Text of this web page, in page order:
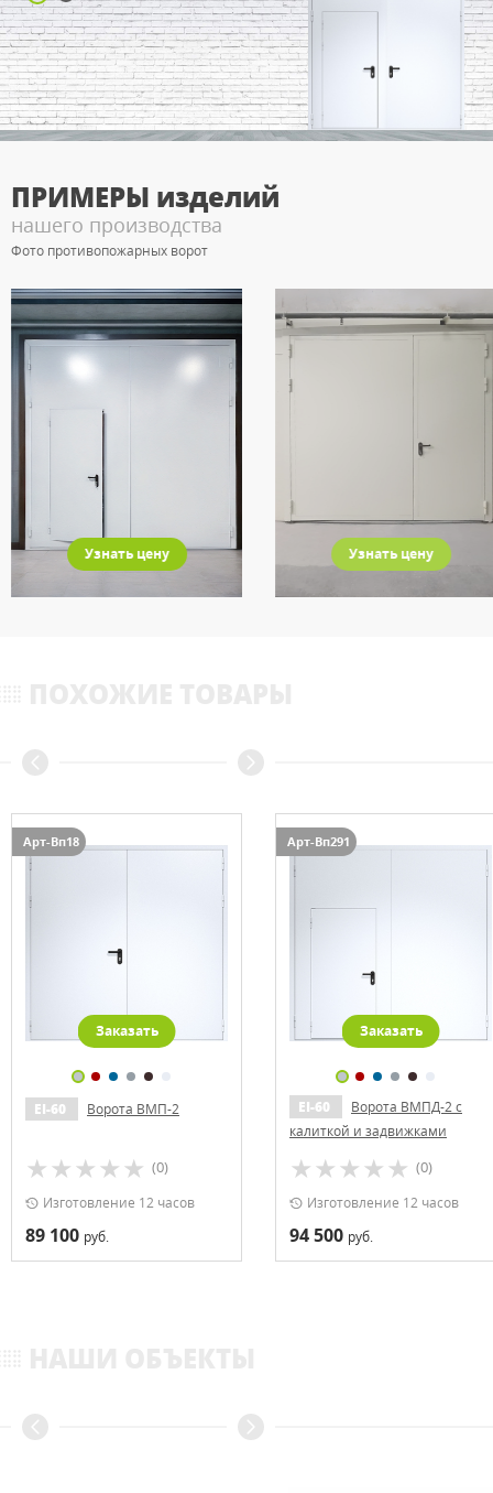
ПРИМЕРЫ изделий
нашего производства
Фото противопожарных ворот
Узнать цену Узнать цену
Арт-Вп18
Заказать
EI-60 Ворота ВМП-2
(0)
Изготовление 12 часов
89 100 руб.
Арт-Вп291
Заказать
EI-60
Ворота ВМПД-2 с
калиткой и задвижками
(0)
Изготовление 12 часов
94 500 руб.